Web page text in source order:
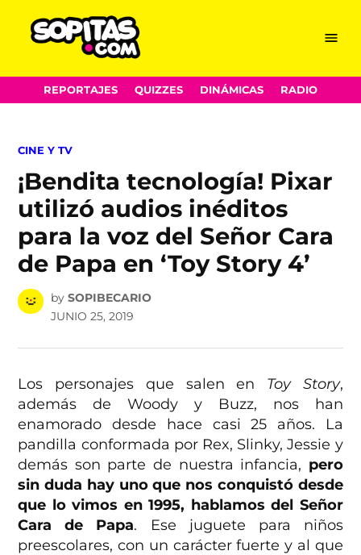
Skip
to
Menu
REPORTAJES QUIZZES DINÁMICAS RADIO
POSTED
CINE Y TV
¡Bendita tecnología! Pixar
utilizó audios inéditos
para la voz del Señor Cara
de Papa en ‘Toy Story 4’
by SOPIBECARIO
JUNIO 25, 2019
Los personajes que salen en Toy Story,
además de Woody y Buzz, nos han
enamorado desde hace casi 25 años. La
pandilla conformada por Rex, Slinky, Jessie y
demás son parte de nuestra infancia, pero
sin duda hay uno que nos conquistó desde
que lo vimos en 1995, hablamos del Señor
Cara de Papa. Ese juguete para niños
preescolares, con un carácter fuerte y al que